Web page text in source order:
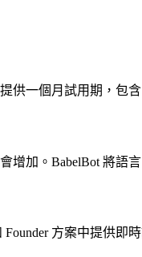
供一個月試用期，包
增加。BabelBot 將語
方案中提供即